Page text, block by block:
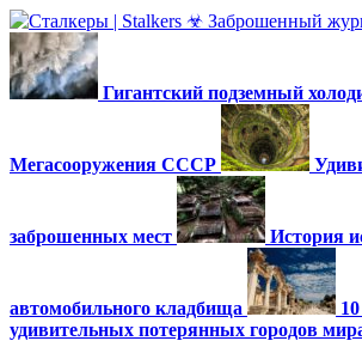
Гигантский подземный
Мегасооружения СССР
заброшенных мест История
автомобильного кладбища
удивительных потерянных городов